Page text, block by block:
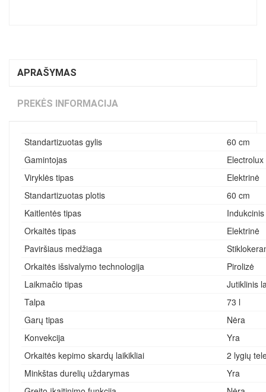
APRAŠYMAS
PREKĖS INFORMACIJA
Standartizuotas gylis
60 cm
Gamintojas
Electrolux
Viryklės tipas
Elektrinė
Standartizuotas plotis
60 cm
Kaitlentės tipas
Indukcinis
Orkaitės tipas
Elektrinė
Paviršiaus medžiaga
Orkaitės išsivalymo technologija
Pirolizė
Laikmačio tipas
Jutiklinis
Talpa
73 l
Garų tipas
Nėra
Konvekcija
Yra
Orkaitės kepimo skardų laikikliai
2 lygių
Minkštas durelių uždarymas
Yra